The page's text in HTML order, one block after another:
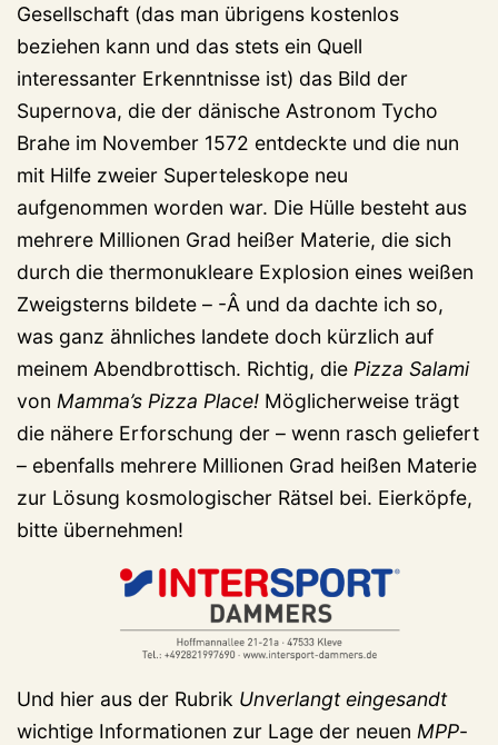
Gesellschaft (das man übrigens kostenlos
beziehen kann und das stets ein Quell
interessanter Erkenntnisse ist) das Bild der
Supernova, die der dänische Astronom Tycho
Brahe im November 1572 entdeckte und die nun
mit Hilfe zweier Superteleskope neu
aufgenommen worden war. Die Hülle besteht aus
mehrere Millionen Grad heißer Materie, die sich
durch die thermonukleare Explosion eines weißen
Zweigsterns bildete – -Â und da dachte ich so,
was ganz ähnliches landete doch kürzlich auf
meinem Abendbrottisch. Richtig, die Pizza Salami
von Mamma’s Pizza Place! Möglicherweise trägt
die nähere Erforschung der – wenn rasch geliefert
– ebenfalls mehrere Millionen Grad heißen Materie
zur Lösung kosmologischer Rätsel bei. Eierköpfe,
bitte übernehmen!
Und hier aus der Rubrik Unverlangt eingesandt
wichtige Informationen zur Lage der neuen MPP-